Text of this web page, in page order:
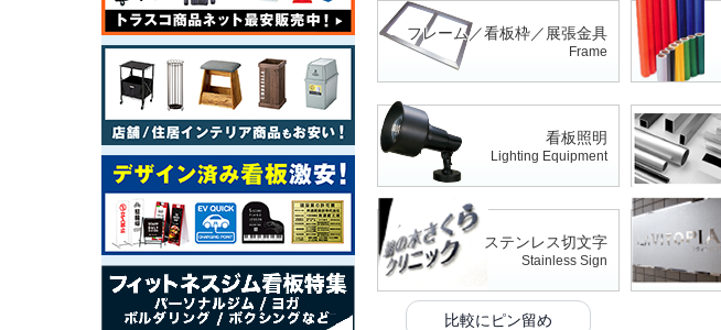
フレーム／看板枠／展張金具
Frame
看板照明
Lighting Equipment
ステンレス切文字
Stainless Sign
比較にピン留め